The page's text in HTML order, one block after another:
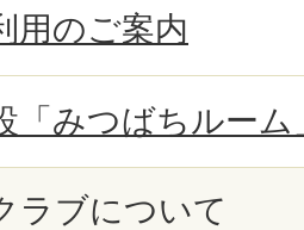
用のご案内
「みつばちルー
ラブについて